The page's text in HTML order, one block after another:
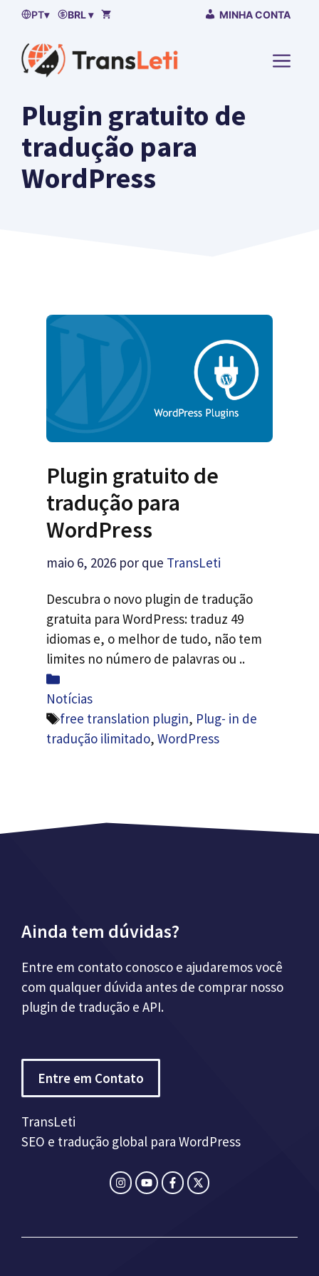
Saltar
conteúdo
PT▾ BRL ▾ MINHA CONTA
MENU
Plugin gratuito de
tradução para
WordPress
Plugin gratuito de
tradução para
WordPress
maio 6, 2026 por que TransLeti
Descubra o novo plugin de tradução
gratuita para WordPress: traduz 49
idiomas e, o melhor de tudo, não tem
limites no número de palavras ou ..
Categorias
Notícias
Etiquetas
free translation plugin, Plug- in de
tradução ilimitado, WordPress
Ainda tem dúvidas?
Entre em contato conosco e ajudaremos você
com qualquer dúvida antes de comprar nosso
plugin de tradução e API.
Entre em Contato
TransLeti
SEO e tradução global para WordPress